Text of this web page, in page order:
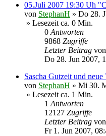
05.Juli 2007 19:30 Uh
von StephanH » Do 28.
» Lesezeit ca. 0 Min.
0Antworten
9868 Zugriffe
Letzter Beitrag von
Do 28. Jun 2007,
Sascha Gutzeit und neue
von StephanH » Mi 30.
» Lesezeit ca. 1 Min.
1Antworten
12127 Zugriffe
Letzter Beitrag von
Fr 1. Jun 2007,